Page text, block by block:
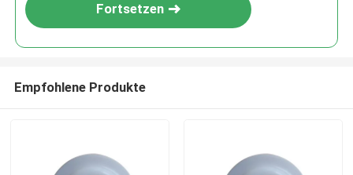
Fortsetzen
Empfohlene Produkte